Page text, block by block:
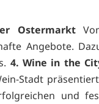
Ostermarkt
Angebote.
4. Wine in the
Stadt
und